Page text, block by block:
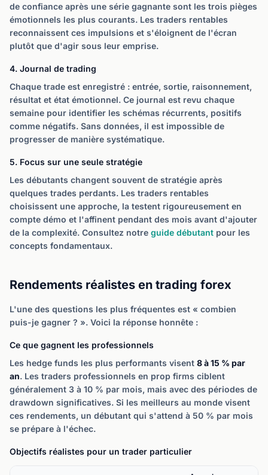
de confiance après une série gagnante sont les trois pièges
émotionnels les plus courants. Les traders rentables
reconnaissent ces impulsions et s'éloignent de l'écran
plutôt que d'agir sous leur emprise.
4. Journal de trading
Chaque trade est enregistré : entrée, sortie, raisonnement,
résultat et état émotionnel. Ce journal est revu chaque
semaine pour identifier les schémas récurrents, positifs
comme négatifs. Sans données, il est impossible de
progresser de manière systématique.
5. Focus sur une seule stratégie
Les débutants changent souvent de stratégie après
quelques trades perdants. Les traders rentables
choisissent une approche, la testent rigoureusement en
compte démo et l'affinent pendant des mois avant d'ajouter
de la complexité. Consultez notre guide débutant pour les
concepts fondamentaux.
Rendements réalistes en trading forex
L'une des questions les plus fréquentes est « combien
puis-je gagner ? ». Voici la réponse honnête :
Ce que gagnent les professionnels
Les hedge funds les plus performants visent 8 à 15 % par
an. Les traders professionnels en prop firms ciblent
généralement 3 à 10 % par mois, mais avec des périodes de
drawdown significatives. Si les meilleurs au monde visent
ces rendements, un débutant qui s'attend à 50 % par mois
se prépare à l'échec.
Objectifs réalistes pour un trader particulier